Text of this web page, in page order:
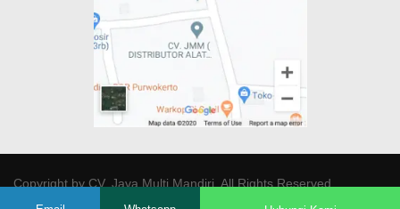
Copyright by CV. Java Multi Mandiri . All Rights Reserved.